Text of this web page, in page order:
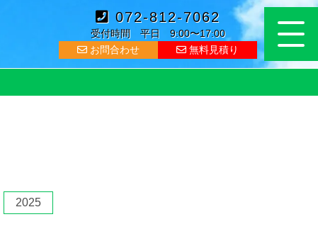
072-812-7062
受付時間 平日 9:00〜17:00
お問合わせ
無料見積り
2025